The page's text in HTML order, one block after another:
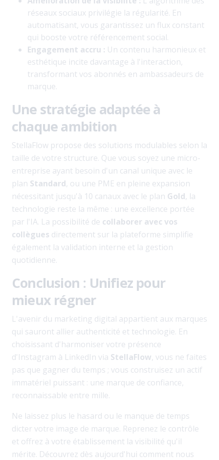
réseaux sociaux privilégie la régularité. En
automatisant, vous garantissez un flux constant
qui booste votre référencement social.
Engagement accru : Un contenu harmonieux et
esthétique incite davantage à l'interaction,
transformant vos abonnés en ambassadeurs de
marque.
Une stratégie adaptée à
chaque ambition
StellaFlow propose des solutions modulables selon la
taille de votre structure. Que vous soyez une micro-
entreprise ayant besoin d'un canal unique avec le
plan Standard, ou une PME en pleine expansion
nécessitant jusqu'à 10 canaux avec le plan Gold, la
technologie reste la même : une excellence portée
par l'IA. La possibilité de collaborer avec vos
collègues directement sur la plateforme simplifie
également la validation interne et la gestion
quotidienne.
Conclusion : Unifiez pour
mieux régner
L'avenir du marketing digital appartient aux marques
qui sauront allier authenticité et technologie. En
choisissant d'harmoniser votre présence
d'Instagram à LinkedIn via StellaFlow, vous ne faites
pas que gagner du temps ; vous construisez un actif
immatériel puissant : une marque de confiance,
reconnaissable entre mille.
Ne laissez plus le hasard ou le manque de temps
dicter votre image de marque. Reprenez le contrôle
et offrez à votre établissement la visibilité qu'il
mérite. Découvrez dès aujourd'hui comment nous